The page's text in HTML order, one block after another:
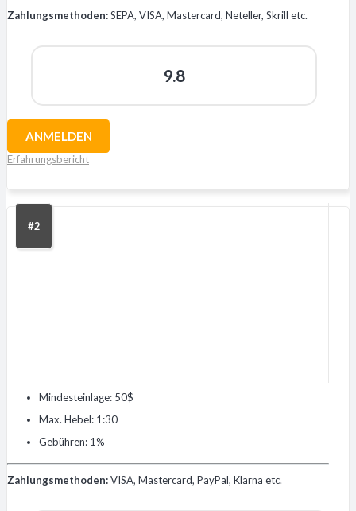
Zahlungsmethoden:SEPA, VISA, Mastercard, Neteller, Skrill etc.
9.8
ANMELDEN
Erfahrungsbericht
#2
Mindesteinlage: 50$
Max. Hebel: 1:30
Gebühren: 1%
Zahlungsmethoden:VISA, Mastercard, PayPal, Klarna etc.